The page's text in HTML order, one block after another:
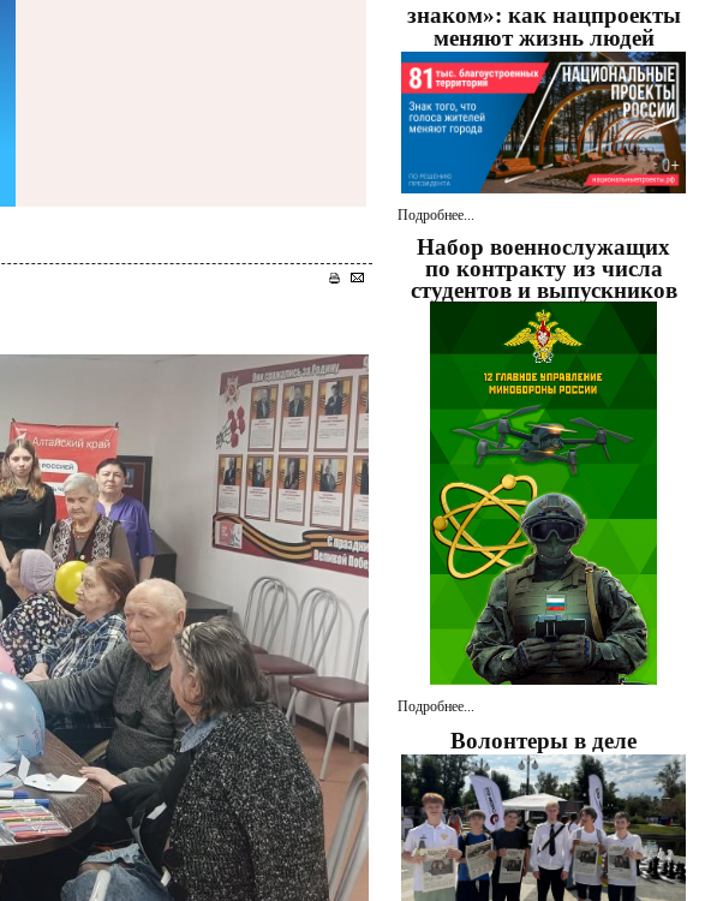
знаком»: как нацпроекты
меняют жизнь людей
Подробнее...
Набор военнослужащих
по контракту из числа
студентов и выпускников
Подробнее...
Волонтеры в деле